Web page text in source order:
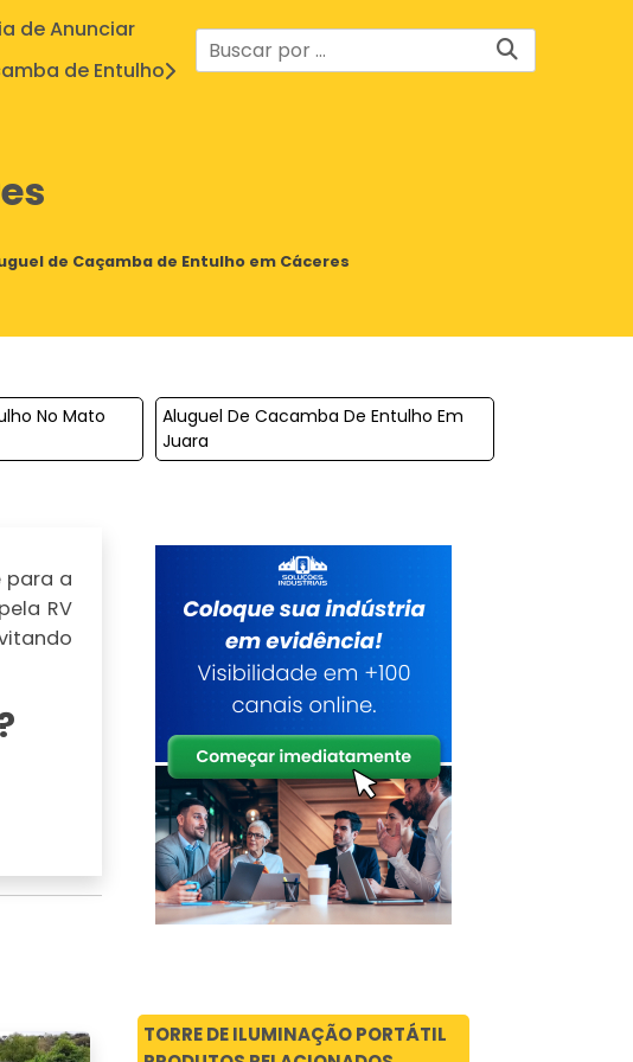
de Anunciar
de Entulho
de Caçamba de Entulho em Cáceres
No Mato
Aluguel De Cacamba De Entulho Em
Juara
para a
RV
seu
TORRE DE ILUMINAÇÃO PORTÁTIL